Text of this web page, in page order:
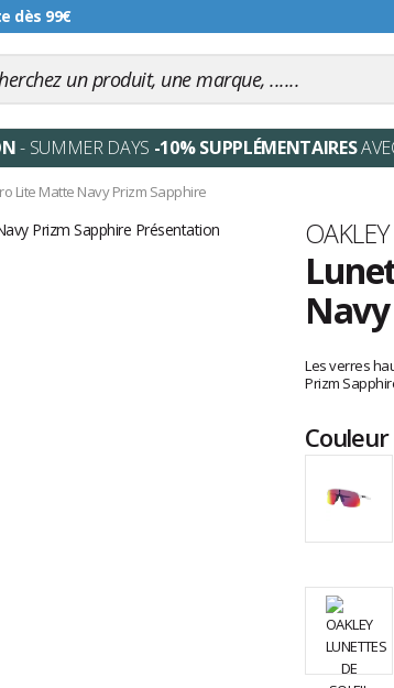
dès 99€
- SUMMER DAYS -10% SUPPLÉMENTAIRES
Lite Matte Navy Prizm Sapphire
Marque
OAKLEY
avis
clients
Les verres
Prizm
Couleur